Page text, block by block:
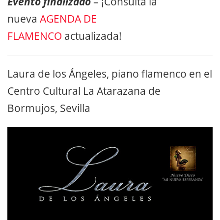
nueva AGENDA DE
FLAMENCO actualizada!
Laura de los Ángeles, piano flamenco en el
Centro Cultural La Atarazana de
Bormujos, Sevilla